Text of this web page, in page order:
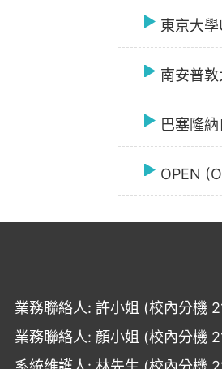
東京大
南安普
巴塞隆
OPEN
業務聯絡人: 許小姐 (校內分機
業務聯絡人: 顏小姐 (校內分機